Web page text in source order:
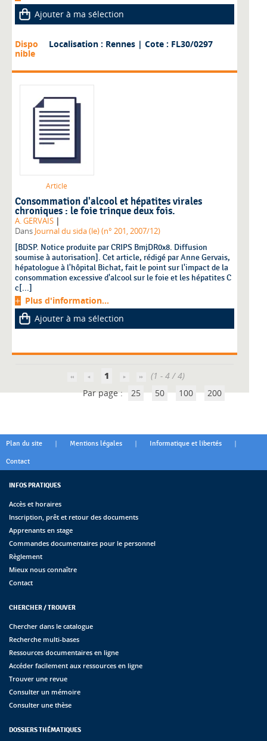
Ajouter à ma sélection
Dispo
nible
Localisation : Rennes | Cote : FL30/0297
Article
Consommation d'alcool et hépatites virales
chroniques : le foie trinque deux fois.
A. GERVAIS |
Dans Journal du sida (le) (n° 201, 2007/12)
[BDSP. Notice produite par CRIPS BmjDR0x8. Diffusion
soumise à autorisation]. Cet article, rédigé par Anne Gervais,
hépatologue à l'hôpital Bichat, fait le point sur l'impact de la
consommation excessive d'alcool sur le foie et les hépatites C
c[...]
Plus d'information...
Ajouter à ma sélection
1
(1 - 4 / 4)
Par page : 25 50 100 200
Plan du site | Mentions légales | Informatique et libertés |
Contact
INFOS PRATIQUES
Accès et horaires
Inscription, prêt et retour des documents
Apprenants en stage
Commandes documentaires pour le personnel
Règlement
Mieux nous connaître
Contact
CHERCHER / TROUVER
Chercher dans le catalogue
Recherche multi-bases
Ressources documentaires en ligne
Accéder facilement aux ressources en ligne
Trouver une revue
Consulter un mémoire
Consulter une thèse
DOSSIERS THÉMATIQUES